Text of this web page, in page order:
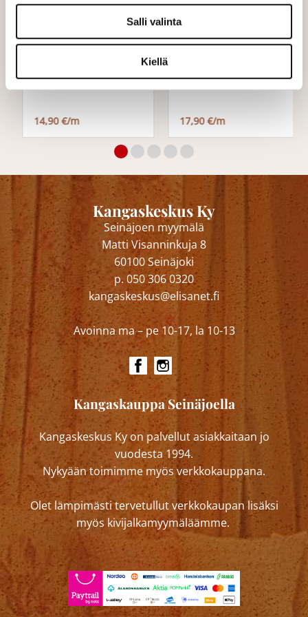
Salli valinta
Kiellä
Viktoria
14,90 €/m
Lola Neulos
17,90 €/m
Kangaskeskus Ky
Seinäjoen myymälä
Matti Visanninkuja 8
60100 Seinäjoki
p. 050 306 0320
kangaskeskus@elisanet.fi
Avoinna ma – pe 10-17, la 10-13
Kangaskauppa Seinäjoella
Kangaskeskus Ky on palvellut asiakkaitaan jo
vuodesta 1994.
Nykyään toimimme myös verkkokauppana.
Olet lämpimästi tervetullut verkkokaupan lisäksi
myös kivijalkamyymäläämme.